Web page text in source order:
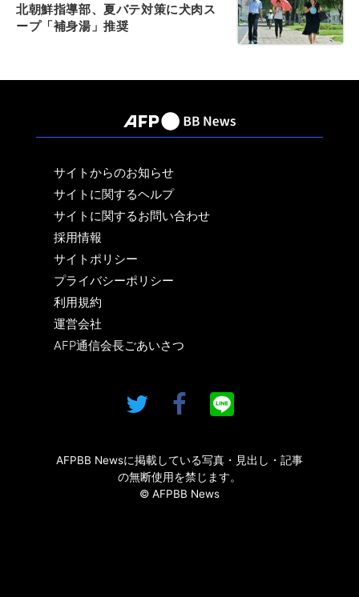
北朝鮮指導部、夏バテ対策に犬肉ス
ープ「補身湯」推奨
サイトからのお知らせ
サイトに関するヘルプ
サイトに関するお問い合わせ
採用情報
サイトポリシー
プライバシーポリシー
利用規約
運営会社
AFP通信会長ごあいさつ
AFPBB Newsに掲載している写真・見出し・記事
の無断使用を禁じます。
© AFPBB News